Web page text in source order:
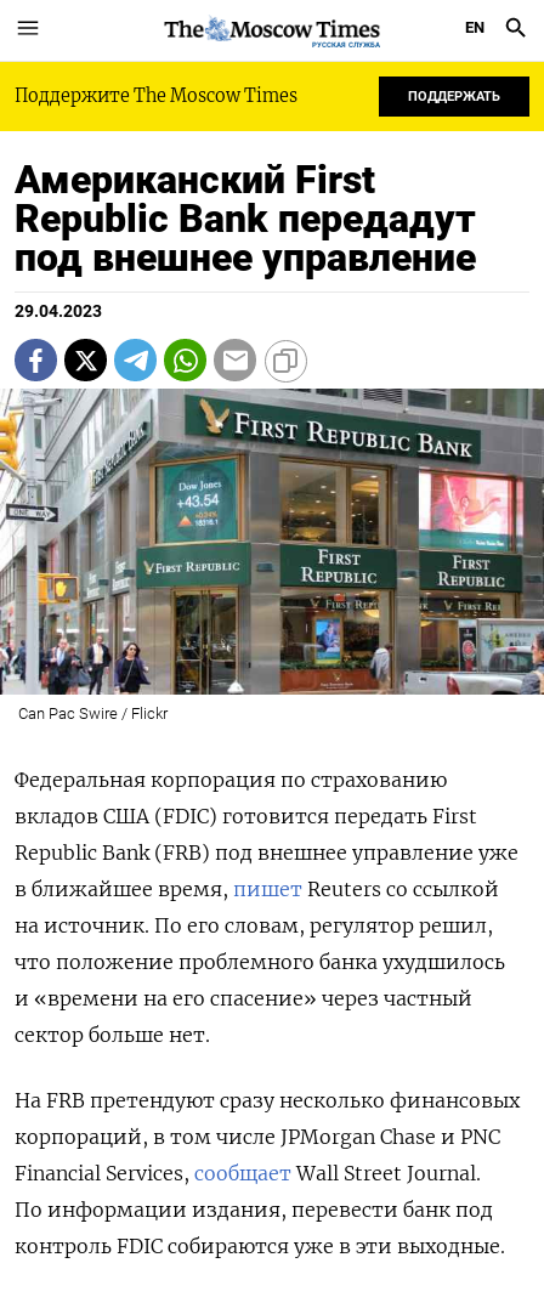
РУССКАЯ СЛУЖБА
EN
Поддержите The Moscow Times ПОДДЕРЖАТЬ
Американский First
Republic Bank передадут
под внешнее управление
29.04.2023
Can Pac Swire / Flickr
Федеральная корпорация по страхованию
вкладов США (FDIC) готовится передать First
Republic Bank (FRB) под внешнее управление уже
в ближайшее время, пишет Reuters со ссылкой
на источник. По его словам, регулятор решил,
что положение проблемного банка ухудшилось
и «времени на его спасение» через частный
сектор больше нет.
На FRB претендуют сразу несколько финансовых
корпораций, в том числе JPMorgan Chase и PNC
Financial Services, сообщаетWall Street Journal.
По информации издания, перевести банк под
контроль FDIC собираются уже в эти выходные.